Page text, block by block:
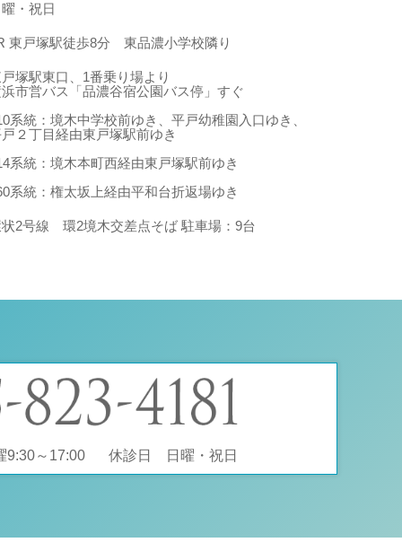
・祝日
東戸塚駅徒歩8分 東品濃小学校隣り
塚駅東口、1番乗り場より
市営バス「品濃谷宿公園バス停」すぐ
系統：境木中学校前ゆき、平戸幼稚園入口ゆき、
２丁目経由東戸塚駅前ゆき
系統：境木本町西経由東戸塚駅前ゆき
系統：権太坂上経由平和台折返場ゆき
2号線 環2境木交差点そば 駐車場：9台
9:30～17:00 休診日 日曜・祝日